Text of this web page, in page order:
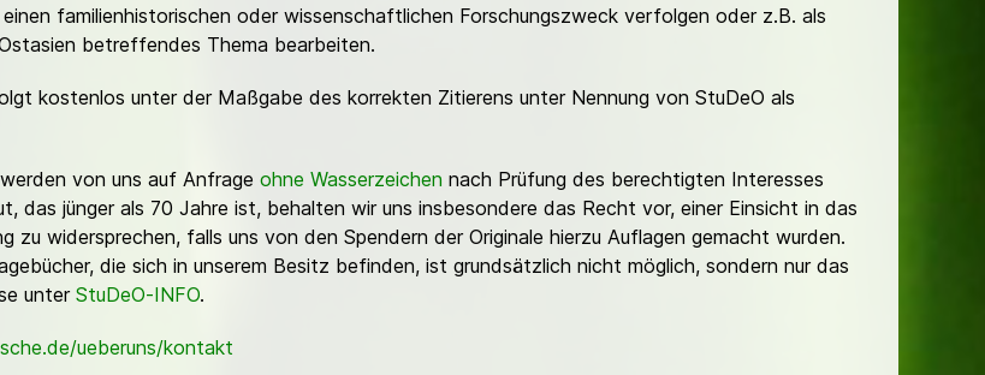
familienhistorischen oder wissenschaftlichen Forschungszweck verfolgen oder z.B. als
betreffendes Thema bearbeiten.
kostenlos unter der Maßgabe des korrekten Zitierens unter Nennung von StuDeO als
von uns auf Anfrage ohne Wasserzeichen nach Prüfung des berechtigten Interesses
das jünger als 70 Jahre ist, behalten wir uns insbesondere das Recht vor, einer Einsicht in das
zu widersprechen, falls uns von den Spendern der Originale hierzu Auflagen gemacht wurden.
die sich in unserem Besitz befinden, ist grundsätzlich nicht möglich, sondern nur das
unterStuDeO-INFO.
ueberuns/kontakt